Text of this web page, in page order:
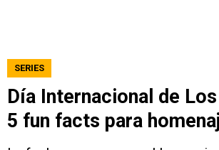
SERIES
Día Internacional de
5 fun facts para